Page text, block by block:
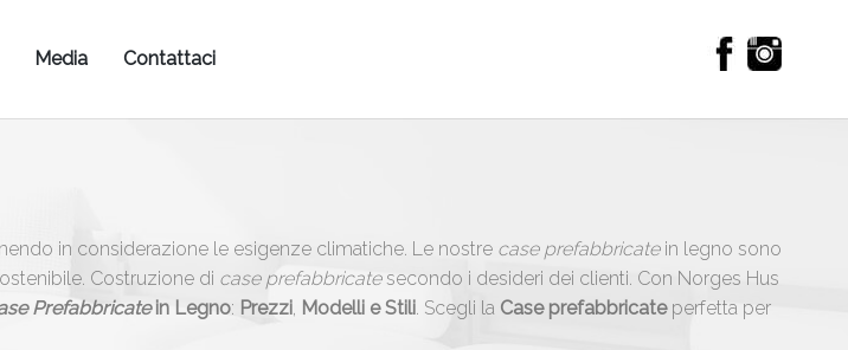
Media Contattaci
in considerazione le esigenze climatiche. Le nostre case prefabbricatein legno sono
Costruzione di case prefabbricatesecondo i desideri dei clienti. Con Norges Hus
Prefabbricatein Legno: Prezzi, Modelli e Stili. Scegli la Case prefabbricateperfetta per